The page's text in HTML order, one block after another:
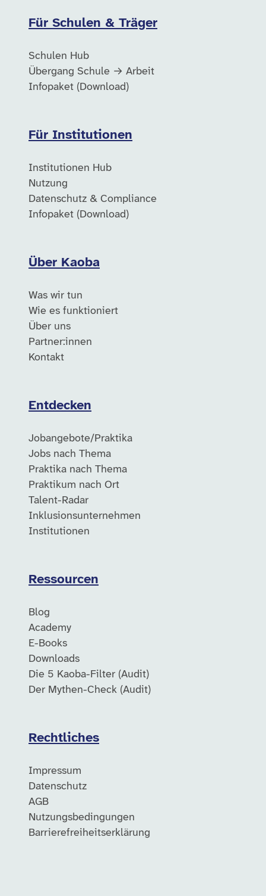
Für Schulen & Träger
Schulen Hub
Übergang Schule → Arbeit
Infopaket (Download)
Für Institutionen
Institutionen Hub
Nutzung
Datenschutz & Compliance
Infopaket (Download)
Über Kaoba
Was wir tun
Wie es funktioniert
Über uns
Partner:innen
Kontakt
Entdecken
Jobangebote/Praktika
Jobs nach Thema
Praktika nach Thema
Praktikum nach Ort
Talent-Radar
Inklusionsunternehmen
Institutionen
Ressourcen
Blog
Academy
E-Books
Downloads
Die 5 Kaoba-Filter (Audit)
Der Mythen-Check (Audit)
Rechtliches
Impressum
Datenschutz
AGB
Nutzungsbedingungen
Barrierefreiheitserklärung